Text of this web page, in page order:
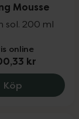
Mousse
sol. 200 ml
online
kr
Köp James